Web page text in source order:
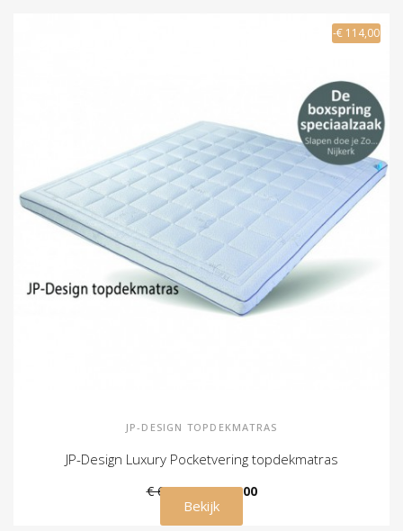
-€ 114,00
JP-DESIGN TOPDEKMATRAS
JP-Design Luxury Pocketvering topdekmatras
€ 689,00 € 575,00
Bekijk